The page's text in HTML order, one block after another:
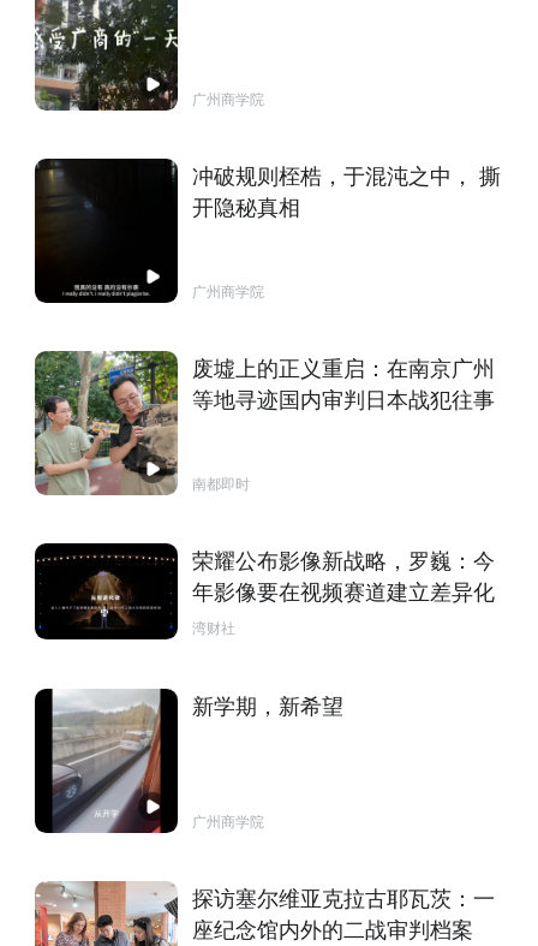
广州商学院
冲破规则桎梏，于混沌之中， 撕
开隐秘真相
广州商学院
废墟上的正义重启：在南京广州
等地寻迹国内审判日本战犯往事
南都即时
荣耀公布影像新战略，罗巍：今
年影像要在视频赛道建立差异化
湾财社
新学期，新希望
广州商学院
探访塞尔维亚克拉古耶瓦茨：一
座纪念馆内外的二战审判档案